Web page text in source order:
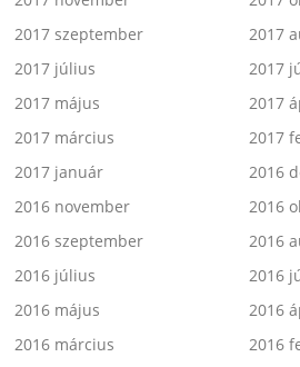
2017 szeptember
2017
2017 július
2017
2017 május
2017
2017 március
2017
2017 január
2016
2016 november
2016
2016 szeptember
2016
2016 július
2016
2016 május
2016
2016 március
2016